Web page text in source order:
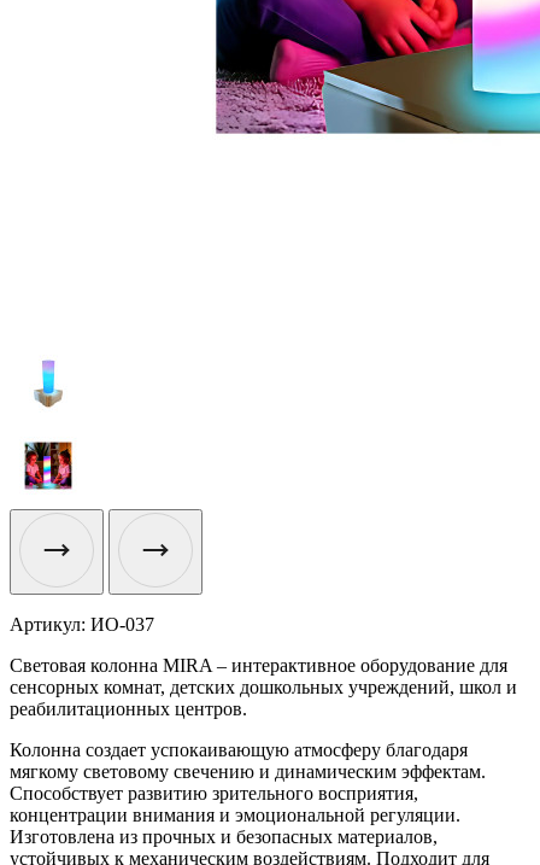
Артикул: ИО-037
Световая колонна MIRA – интерактивное оборудование для
сенсорных комнат, детских дошкольных учреждений, школ и
реабилитационных центров.
Колонна создает успокаивающую атмосферу благодаря
мягкому световому свечению и динамическим эффектам.
Способствует развитию зрительного восприятия,
концентрации внимания и эмоциональной регуляции.
Изготовлена из прочных и безопасных материалов,
устойчивых к механическим воздействиям. Подходит для